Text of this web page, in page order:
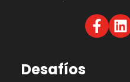
Desafíos